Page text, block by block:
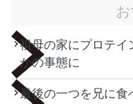
祖母の家にプロテ
かの事態に
最後の一つを兄に食